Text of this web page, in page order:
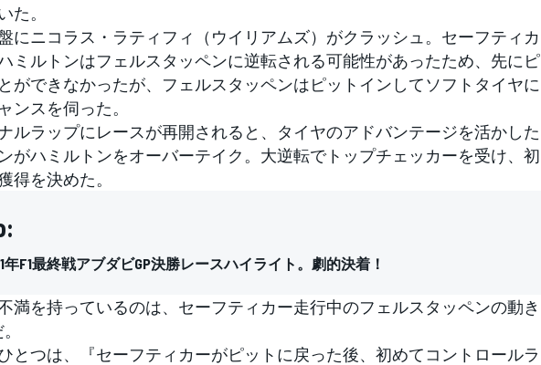
た。
にニコラス・ラティフィ（ウイリアムズ）がクラッシュ。セーフティカ
ミルトンはフェルスタッペンに逆転される可能性があったため、先にピ
ができなかったが、フェルスタッペンはピットインしてソフトタイヤに
ンスを伺った。
ルラップにレースが再開されると、タイヤのアドバンテージを活かした
がハミルトンをオーバーテイク。大逆転でトップチェッカーを受け、初
得を決めた。
年F1最終戦アブダビGP決勝レースハイライト。劇的決着！
満を持っているのは、セーフティカー走行中のフェルスタッペンの動き
とつは、『セーフティカーがピットに戻った後、初めてコントロールラ